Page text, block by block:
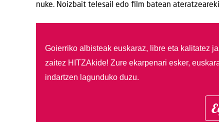
nuke. Noizbait telesail edo film batean
Goierriko albisteak euskaraz, libre eta kalitatez
zaitez HITZAkide! Zure ekarpenari esker,
indartzen lagunduko duzu.